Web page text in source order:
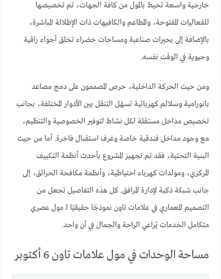
خارجية واسعة تحيط بالمول من كافة الجهات، تم تخصيصها
للفعاليات المفتوحة، والمطاعم والكافيهات ذات الإطلالة المباشرة،
بالإضافة إلى بحيرات صناعية ومساحات خضراء تخلق أجواء راقية
وحيوية في الوقت نفسه.
ومن حيث الحركة الداخلية، حرص المصممون على دمج مصاعد
بانورامية وسلالم كهربائية تسهّل التنقل بين الأدوار المختلفة، بجانب
تخصيص مداخل مستقلة لكل نشاط لتوفير الخصوصية والتنظيم،
مع وجود مداخل فندقية خاصة وغرف استقبال فاخرة. أما من حيث
البنية التحتية، فقد تم تجهيز المشروع بأحدث أنظمة التكييف
المركزي، ومولدات كهرباء احتياطية، وأنظمة مكافحة الحرائق، إلى
جانب شبكة ذكية لإدارة المرافق. كل هذه التفاصيل تجعل من
التصميم المعماري في علامات تاون نموذجًا حقيقيًا لـ مول عصري
متكامل الخدمات يُراعي الراحة والجمال في آن واحد.
مساحة الوحدات في مول علامات تاون 6 أكتوبر